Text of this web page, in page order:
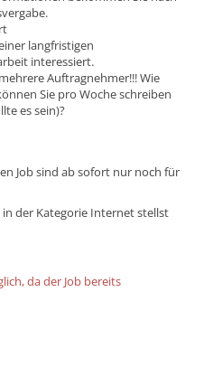
langfristigen
interessiert.
Auftragnehmer!!! Wie
Sie pro Woche schreiben
es sein)?
Job sind ab sofort nur noch für
in der Kategorie Internet stellst
da der Job bereits